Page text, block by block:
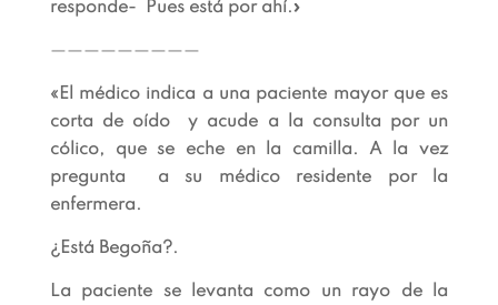
responde- Pues está por ahí.»
—————————
«El médico indica a una paciente mayor que es
corta de oído y acude a la consulta por un
cólico, que se eche en la camilla. A la vez
pregunta a su médico residente por la
enfermera.
¿Está Begoña?.
La paciente se levanta como un rayo de la